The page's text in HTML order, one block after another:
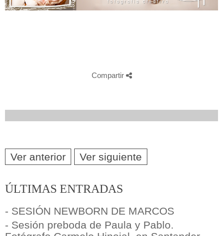
Compartir
Ver anterior Ver siguiente
ÚLTIMAS ENTRADAS
- SESIÓN NEWBORN DE MARCOS
- Sesión preboda de Paula y Pablo.